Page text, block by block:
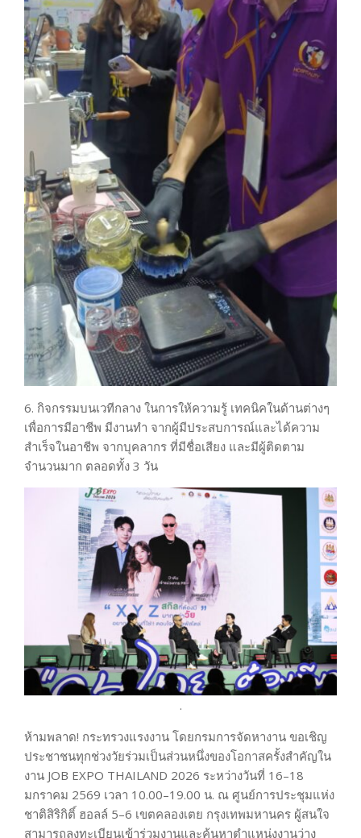
6. กิจกรรมบนเวทีกลาง ในการให้ความรู้ เทคนิคในด้านต่างๆ
เพื่อการมีอาชีพ มีงานทำ จากผู้มีประสบการณ์และได้ความ
สำเร็จในอาชีพ จากบุคลากร ที่มีชื่อเสียง และมีผู้ติดตาม
จำนวนมาก ตลอดทั้ง 3 วัน
.
ห้ามพลาด! กระทรวงแรงงาน โดยกรมการจัดหางาน ขอเชิญ
ประชาชนทุกช่วงวัยร่วมเป็นส่วนหนึ่งของโอกาสครั้งสำคัญใน
งาน JOB EXPO THAILAND 2026 ระหว่างวันที่ 16–18
มกราคม 2569 เวลา 10.00–19.00 น. ณ ศูนย์การประชุมแห่ง
ชาติสิริกิติ์ ฮอลล์ 5–6 เขตคลองเตย กรุงเทพมหานคร ผู้สนใจ
สามารถลงทะเบียนเข้าร่วมงานและค้นหาตำแหน่งงานว่าง